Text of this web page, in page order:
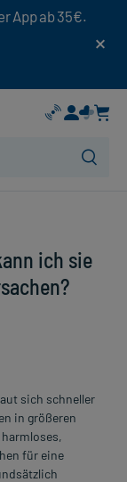
App ab 35€.
ich sie
sich schneller
in größeren
für eine